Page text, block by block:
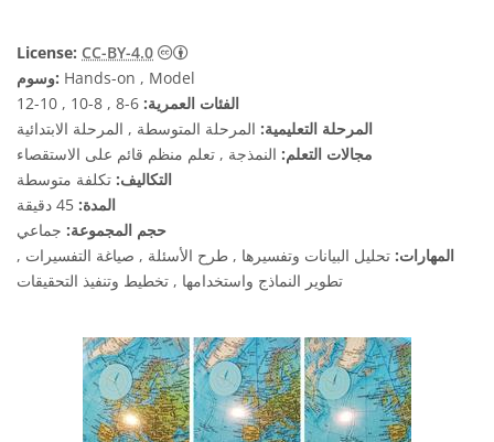
License: CC-BY-4.0
وسوم: Hands-on , Model
الفئات العمرية:
المرحلة التعليمية: المرحلة المتوسطة , المرحلة الابتدائية
مجالات التعلم: النمذجة , تعلم منظم قائم على الاستقصاء
التكاليف: تكلفة متوسطة
المدة:
حجم المجموعة: جماعي
المهارات: تحليل البيانات وتفسيرها , طرح الأسئلة , صياغة التفسيرات ,
تطوير النماذج واستخدامها , تخطيط وتنفيذ التحقيقات